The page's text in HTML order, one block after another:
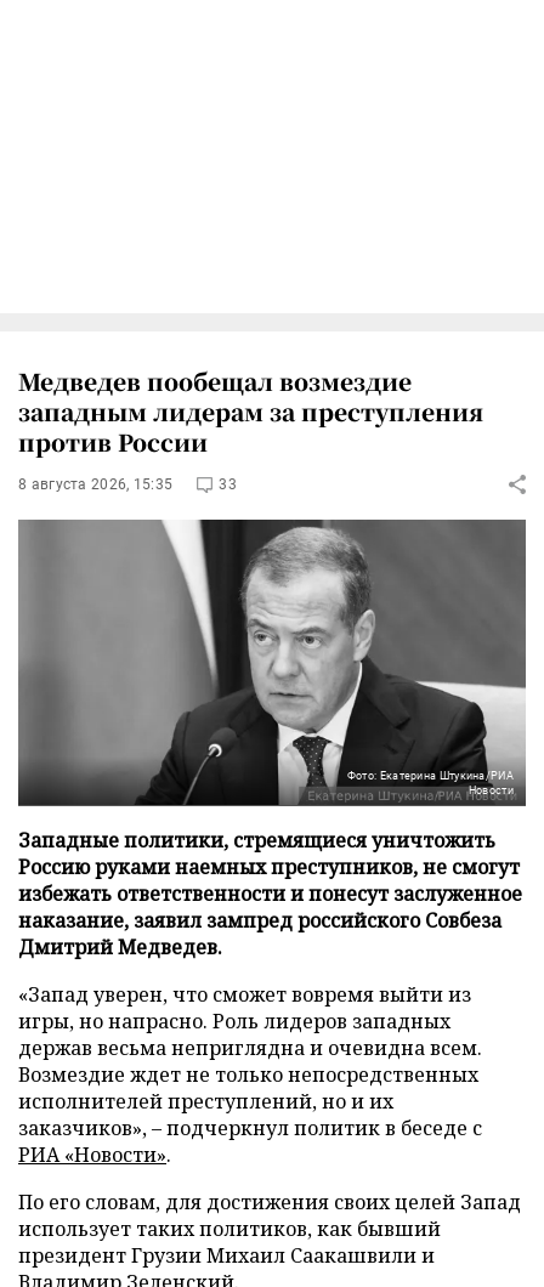
Медведев пообещал возмездие
западным лидерам за преступления
против России
8 августа 2026, 15:35 33
Фото: Екатерина Штукина/РИА
Новости
Западные политики, стремящиеся уничтожить
Россию руками наемных преступников, не смогут
избежать ответственности и понесут заслуженное
наказание, заявил зампред российского Совбеза
Дмитрий Медведев.
«Запад уверен, что сможет вовремя выйти из
игры, но напрасно. Роль лидеров западных
держав весьма неприглядна и очевидна всем.
Возмездие ждет не только непосредственных
исполнителей преступлений, но и их
заказчиков», – подчеркнул политик в беседе с
РИА «Новости».
По его словам, для достижения своих целей Запад
использует таких политиков, как бывший
президент Грузии Михаил Саакашвили и